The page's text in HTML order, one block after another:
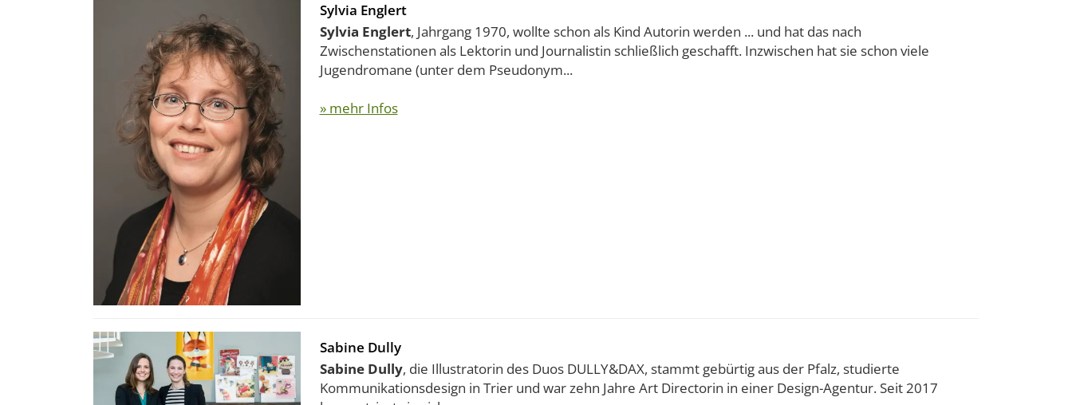
Sylvia Englert
Sylvia Englert, Jahrgang 1970, wollte schon als Kind Autorin werden ... und hat das nach
Zwischenstationen als Lektorin und Journalistin schließlich geschafft. Inzwischen hat sie schon viele
Jugendromane (unter dem Pseudonym...
» mehr Infos
Sabine Dully
Sabine Dully, die Illustratorin des Duos DULLY&DAX, stammt gebürtig aus der Pfalz, studierte
Kommunikationsdesign in Trier und war zehn Jahre Art Directorin in einer Design-Agentur. Seit 2017